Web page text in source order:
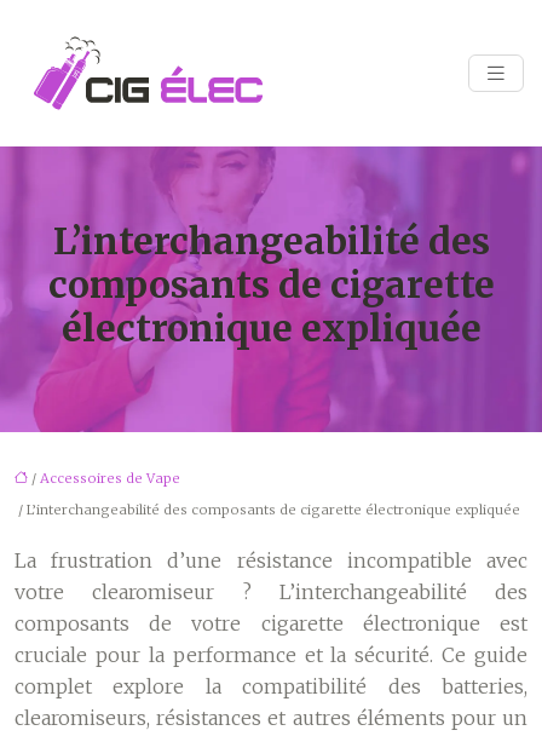
L’interchangeabilité des
composants de cigarette
électronique expliquée
/ Accessoires de Vape
/ L’interchangeabilité des composants de cigarette électronique expliquée
La frustration d’une résistance incompatible avec
votre clearomiseur ? L’interchangeabilité des
composants de votre cigarette électronique est
cruciale pour la performance et la sécurité. Ce guide
complet explore la compatibilité des batteries,
clearomiseurs, résistances et autres éléments pour un